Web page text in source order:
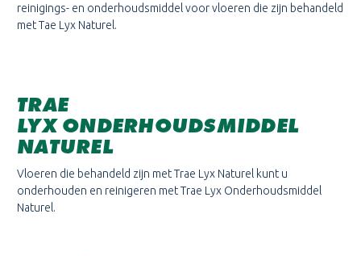
reinigings- en onderhoudsmiddel voor vloeren die zijn behandeld
met Tae Lyx Naturel.
TRAE
LYX ONDERHOUDSMIDDEL
NATUREL
Vloeren die behandeld zijn met Trae Lyx Naturel kunt u
onderhouden en reinigeren met Trae Lyx Onderhoudsmiddel
Naturel.